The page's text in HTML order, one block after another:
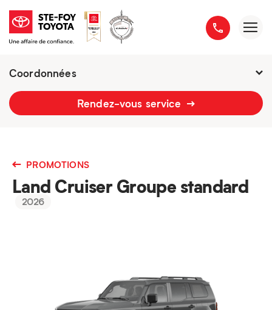
Coordonnées
2777 boulevard du Versant-Nord
Rendez-vous service
PROMOTIONS
Land Cruiser Groupe standard
2026